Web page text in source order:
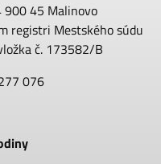
45 Malinovo
registri Mestského súdu
č. 173582/B
076